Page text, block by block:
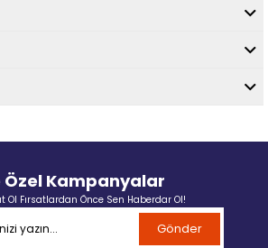
Özel Kampanyalar
Ol Fırsatlardan Önce Sen Haberdar Ol!
Gönder